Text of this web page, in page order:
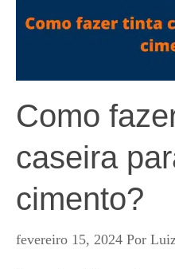
Como
caseira
cimento?
fevereiro 15, 2024 Por